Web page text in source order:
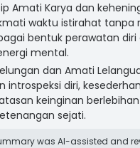
Amati Karya dan
waktu istirahat tanpa
bentuk perawatan diri
mental.
dan Amati
introspeksi diri,
keinginan
sejati.
was AI-assisted and